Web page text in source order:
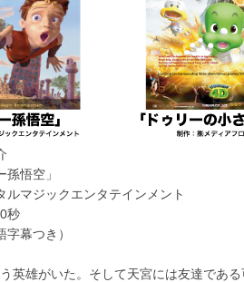
悟空」
マジックエンタテインメント
秒
幕つき）
英雄がいた。そして天宮には友達であ